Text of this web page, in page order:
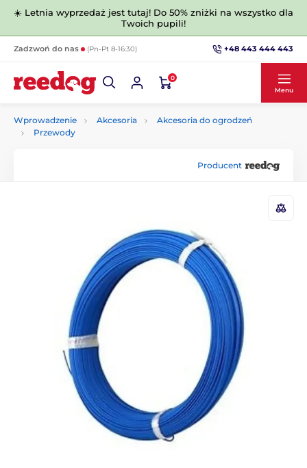
☀️ Letnia wyprzedaż jest tutaj! Do 50% zniżki na wszystko dla
Twoich pupili!
Zadzwoń do nas (Pn-Pt 8-16:30) +48 443 444 443
0
Menu
Wprowadzenie Akcesoria
Akcesoria do ogrodzeń
Przewody
Producent